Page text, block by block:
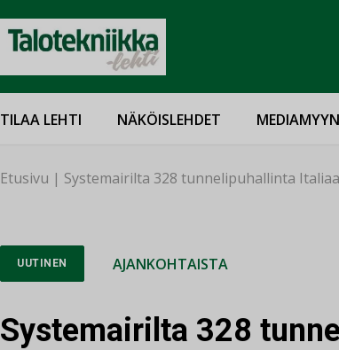
TILAA LEHTI NÄKÖISLEHDET
Etusivu | Systemairilta 328 tunnelipuhallinta
UUTINEN AJANKOHTAISTA
Systemairilta 328